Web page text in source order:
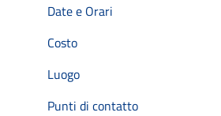
Date e Orari
Costo
Luogo
Punti di contatto